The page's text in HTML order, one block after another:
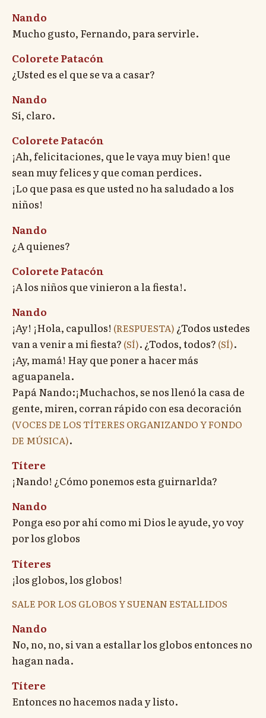
Nando
Mucho gusto, Fernando, para servirle.
Colorete Patacón
¿Usted es el que se va a casar?
Nando
Sí, claro.
Colorete Patacón
¡Ah, felicitaciones, que le vaya muy bien! que
sean muy felices y que coman perdices.
¡Lo que pasa es que usted no ha saludado a los
niños!
Nando
¿A quienes?
Colorete Patacón
¡A los niños que vinieron a la fiesta!.
Nando
¡Ay! ¡Hola, capullos! (RESPUESTA) ¿Todos ustedes
van a venir a mi fiesta? (SÍ). ¿Todos, todos? (SÍ).
¡Ay, mamá! Hay que poner a hacer más
aguapanela.
Papá Nando:¡Muchachos, se nos llenó la casa de
gente, miren, corran rápido con esa decoración
(VOCES DE LOS TÍTERES ORGANIZANDO Y FONDO
DE MÚSICA).
Títere
¡Nando! ¿Cómo ponemos esta guirnarlda?
Nando
Ponga eso por ahí como mi Dios le ayude, yo voy
por los globos
Títeres
¡los globos, los globos!
SALE POR LOS GLOBOS Y SUENAN ESTALLIDOS
Nando
No, no, no, si van a estallar los globos entonces no
hagan nada.
Títere
Entonces no hacemos nada y listo.